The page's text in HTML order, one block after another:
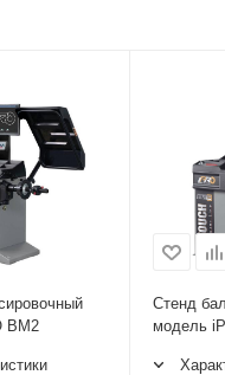
BM2
Стенд
модель